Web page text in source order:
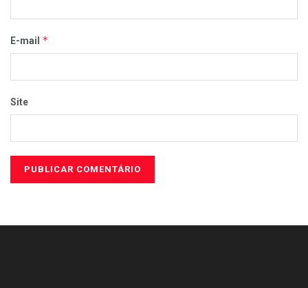
E-mail *
Site